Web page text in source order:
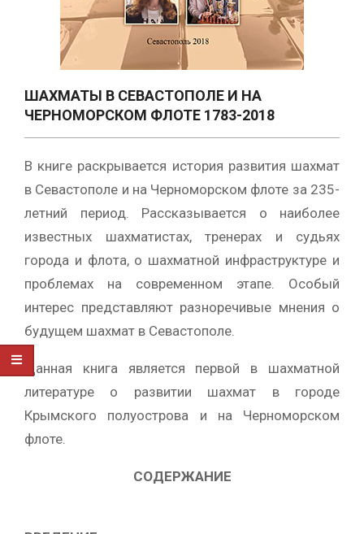
ШАХМАТЫ В СЕВАСТОПОЛЕ И НА
ЧЕРНОМОРСКОМ ФЛОТЕ 1783-2018
В книге раскрывается история развития шахмат
в Севастополе и на Черноморском флоте за 235-
летний период. Рассказывается о наиболее
известных шахматистах, тренерах и судьях
города и флота, о шахматной инфраструктуре и
проблемах на современном этапе. Особый
интерес представляют разноречивые мнения о
будущем шахмат в Севастополе.
Данная книга является первой в шахматной
литературе о развитии шахмат в городе
Крымского полуострова и на Черноморском
флоте.
СОДЕРЖАНИЕ